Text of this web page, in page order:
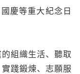
慶等重大紀念日
組織生活、聽取
踐鍛煉、志願服